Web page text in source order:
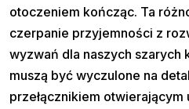
otoczeniem kończąc. Ta
czerpanie przyjemności z
wyzwań dla naszych szarych
muszą być wyczulone na
przełącznikiem